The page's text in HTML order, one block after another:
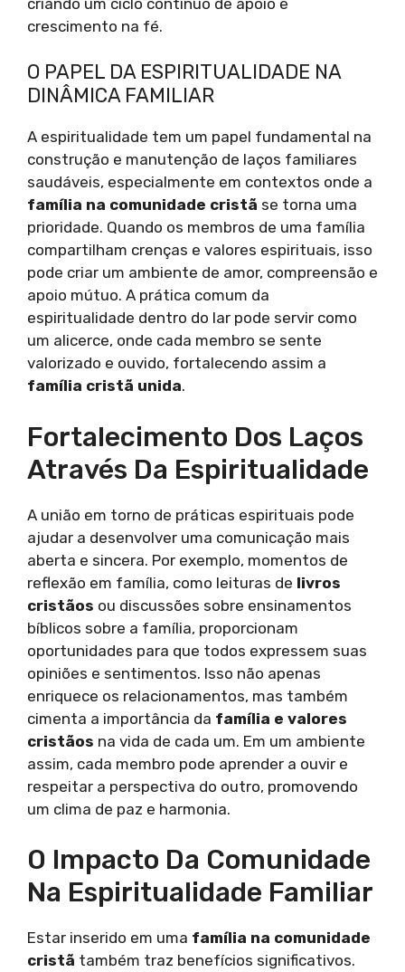
crescimento na fé.
O PAPEL DA ESPIRITUALIDADE NA
DINÂMICA FAMILIAR
A espiritualidade tem um papel fundamental na
construção e manutenção de laços familiares
saudáveis, especialmente em contextos onde a
família na comunidade cristã se torna uma
prioridade. Quando os membros de uma família
compartilham crenças e valores espirituais, isso
pode criar um ambiente de amor, compreensão e
apoio mútuo. A prática comum da
espiritualidade dentro do lar pode servir como
um alicerce, onde cada membro se sente
valorizado e ouvido, fortalecendo assim a
família cristã unida.
Fortalecimento Dos Laços
Através Da Espiritualidade
A união em torno de práticas espirituais pode
ajudar a desenvolver uma comunicação mais
aberta e sincera. Por exemplo, momentos de
reflexão em família, como leituras de livros
cristãos ou discussões sobre ensinamentos
bíblicos sobre a família, proporcionam
oportunidades para que todos expressem suas
opiniões e sentimentos. Isso não apenas
enriquece os relacionamentos, mas também
cimenta a importância da família e valores
cristãos na vida de cada um. Em um ambiente
assim, cada membro pode aprender a ouvir e
respeitar a perspectiva do outro, promovendo
um clima de paz e harmonia.
O Impacto Da Comunidade
Na Espiritualidade Familiar
Estar inserido em uma família na comunidade
cristã também traz benefícios significativos.